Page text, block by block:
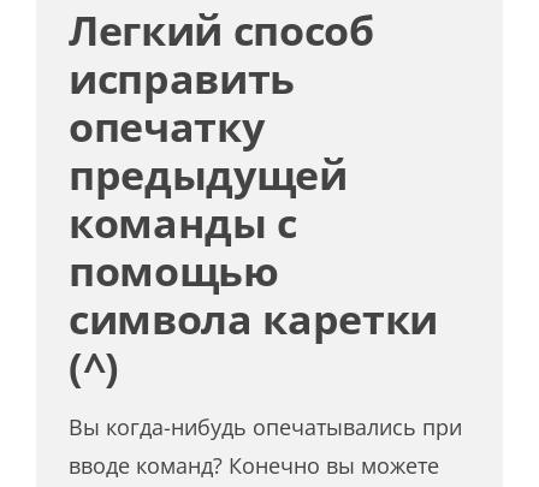
Легкий способ
исправить
опечатку
предыдущей
команды с
помощью
символа каретки
(^)
Вы когда-нибудь опечатывались при
вводе команд? Конечно вы можете